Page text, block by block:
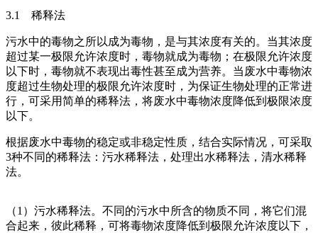
3.1 稀释法
污水中的毒物之所以成为毒物，是与其浓度有关的。当其浓度
超过某一极限允许浓度时，毒物就成为毒物；在极限允许浓度
以下时，毒物就不表现出毒性甚至成为营养。当废水中毒物浓
度超过生物处理的极限允许浓度时，为保证生物处理的正常进
行，可采用简单的稀释法，将废水中毒物浓度降低到极限浓度
以下。
根据废水中毒物的稳定或非稳定性质，结合实际情况，可采取
3种不同的稀释法：污水稀释法，处理出水稀释法，清水稀释
法。
（1）污水稀释法。不同的污水中所含的物质不同，将它们混
合起来，彼此稀释，可将毒物浓度降低到极限允许浓度以下，